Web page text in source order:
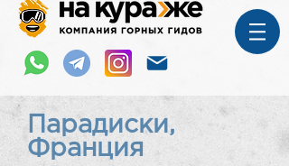
Парадиски,
Франция